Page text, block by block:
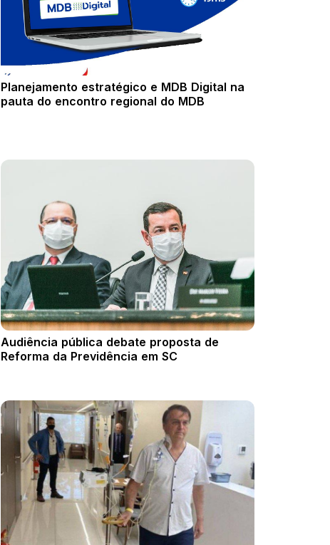
Planejamento estratégico e MDB Digital na
pauta do encontro regional do MDB
Audiência pública debate proposta de
Reforma da Previdência em SC